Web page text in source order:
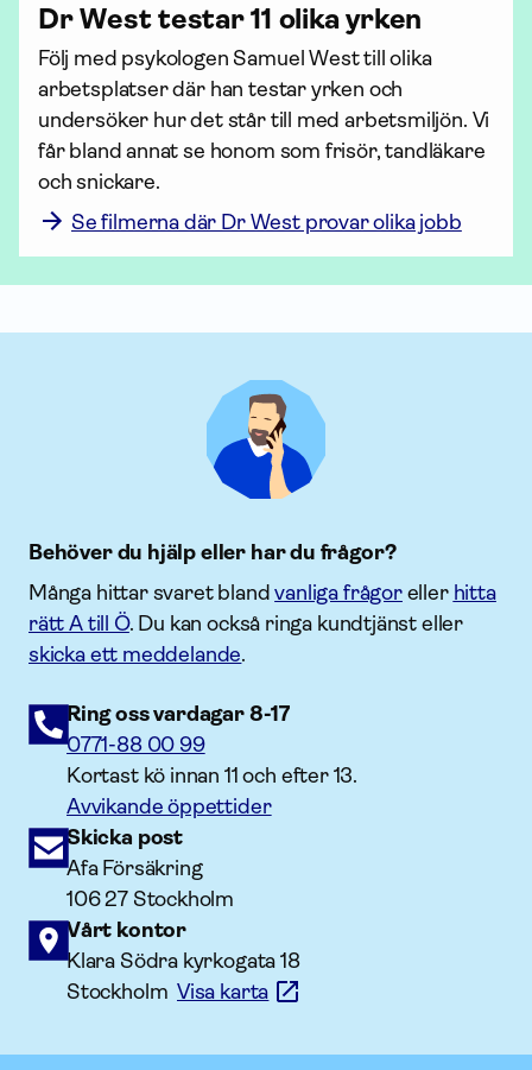
Dr West testar 11 olika yrken
Följ med psykologen Samuel West till olika
arbetsplatser där han testar yrken och
undersöker hur det står till med arbetsmiljön. Vi
får bland annat se honom som frisör, tandläkare
och snickare.
Se filmerna där Dr West provar olika jobb
Behöver du hjälp eller har du frågor?
Många hittar svaret blandvanliga frågoreller hitta
rätt A till Ö. Du kan också ringa kundtjänst eller
skicka ett meddelande.
Ring oss vardagar 8-17
0771-88 00 99
Kortast kö innan 11 och efter 13.
Avvikande öppettider
Skicka post
Afa Försäkring
106 27 Stockholm
Vårt kontor
Klara Södra kyrkogata 18
StockholmVisa karta